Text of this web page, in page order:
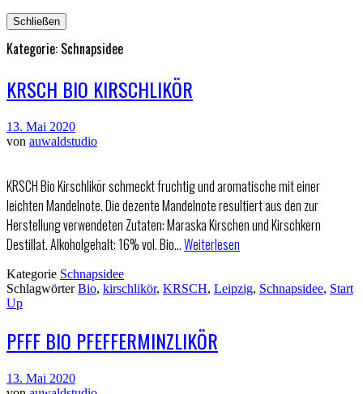
Schließen
Kategorie: Schnapsidee
KRSCH BIO KIRSCHLIKÖR
13. Mai 2020
von auwaldstudio
KRSCH Bio Kirschlikör schmeckt fruchtig und aromatische mit einer
leichten Mandelnote. Die dezente Mandelnote resultiert aus den zur
Herstellung verwendeten Zutaten: Maraska Kirschen und Kirschkern
Destillat. Alkoholgehalt: 16% vol. Bio…Weiterlesen
Kategorie Schnapsidee
SchlagwörterBio, kirschlikör, KRSCH, Leipzig, Schnapsidee, Start
Up
PFFF BIO PFEFFERMINZLIKÖR
13. Mai 2020